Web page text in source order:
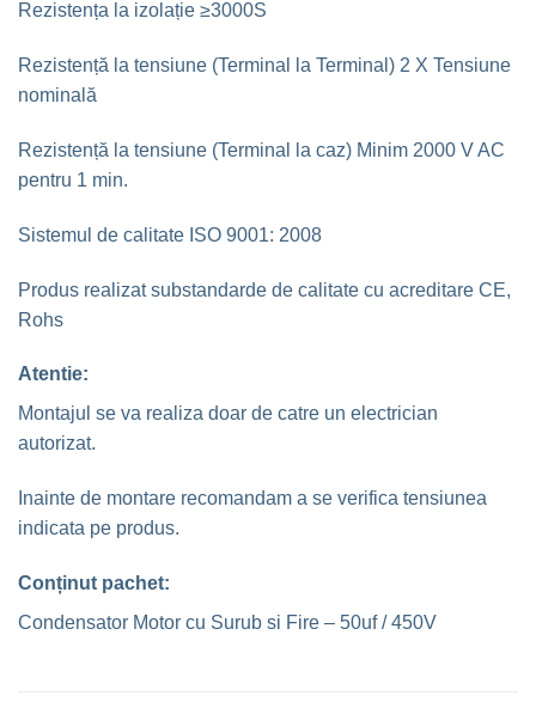
Rezistența la izolație ≥3000S
Rezistență la tensiune (Terminal la Terminal) 2 X Tensiune
nominală
Rezistență la tensiune (Terminal la caz) Minim 2000 V AC
pentru 1 min.
Sistemul de calitate ISO 9001: 2008
Produs realizat substandarde de calitate cu acreditare CE,
Rohs
Atentie:
Montajul se va realiza doar de catre un electrician
autorizat.
Inainte de montare recomandam a se verifica tensiunea
indicata pe produs.
Conținut pachet:
Condensator Motor cu Surub si Fire – 50uf / 450V